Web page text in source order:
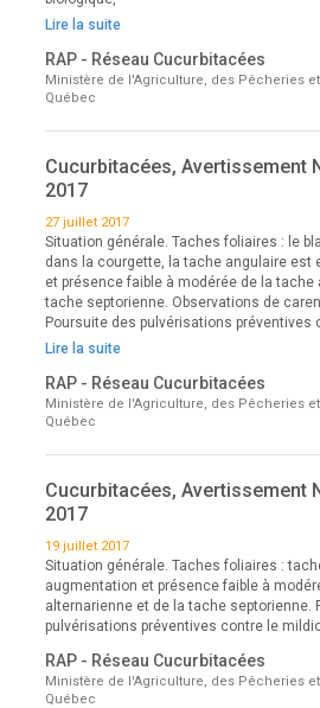
Lire la suite
RAP - Réseau Cucurbitacées
Ministère de l'Agriculture, des Pêcheries
Québec
Cucurbitacées, Avertissement
2017
27 juillet 2017
Situation générale. Taches foliaires : le
dans la courgette, la tache angulaire est
et présence faible à modérée de la tache
tache septorienne. Observations de
Poursuite des pulvérisations préventives
Lire la suite
RAP - Réseau Cucurbitacées
Ministère de l'Agriculture, des Pêcheries
Québec
Cucurbitacées, Avertissement
2017
19 juillet 2017
Situation générale. Taches foliaires :
augmentation et présence faible à
alternarienne et de la tache septorienne.
pulvérisations préventives contre le
RAP - Réseau Cucurbitacées
Ministère de l'Agriculture, des Pêcheries
Québec